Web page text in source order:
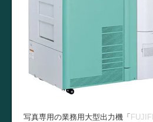
写真専用の業務用大型出力機「